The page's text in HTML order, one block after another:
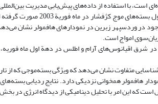
همدیدی و دینامیکی
در وردسپهر زبرین در نمودارهای هافمولر نشان
امواج است.
شرق اقیانوس‌های آرام و اطلس در دهة اول ماه
متفاوت نشان می‌دهد که ویژگی بسته‌موجی که از
هافمولر همخوانی نزدیکی دارد. نتایج ردیابی
که این امر با تحلیل دینامیکی از دیدگاه انرژی در